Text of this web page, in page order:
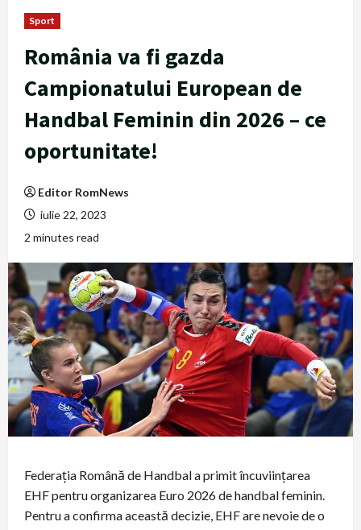
Sport
România va fi gazda
Campionatului European de
Handbal Feminin din 2026 – ce
oportunitate!
Editor RomNews
iulie 22, 2023
2 minutes read
Federația Română de Handbal a primit încuviințarea
EHF pentru organizarea Euro 2026 de handbal feminin.
Pentru a confirma această decizie, EHF are nevoie de o